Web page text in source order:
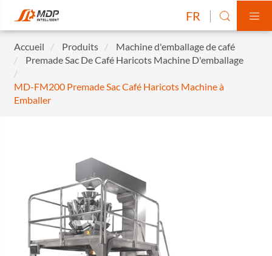
FR  
Accueil Produits
Machine d'emballage de café
Premade Sac De Café Haricots Machine D'emballage
MD-FM200 Premade Sac Café Haricots Machine à
Emballer